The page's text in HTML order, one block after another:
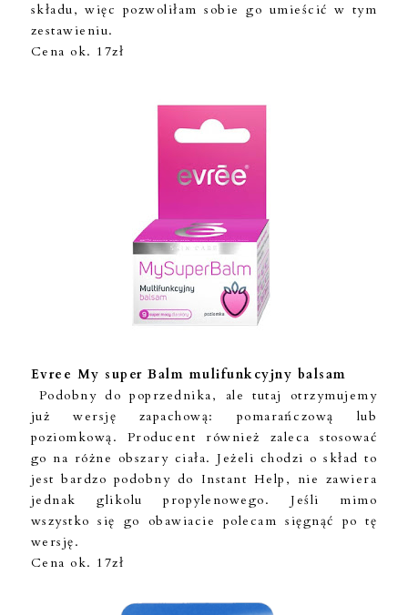
składu, więc pozwoliłam sobie go umieścić w tym
zestawieniu.
Cena ok. 17zł
Evree My super Balm mulifunkcyjny balsam
Podobny do poprzednika, ale tutaj otrzymujemy
już wersję zapachową: pomarańczową lub
poziomkową. Producent również zaleca stosować
go na różne obszary ciała. Jeżeli chodzi o skład to
jest bardzo podobny do Instant Help, nie zawiera
jednak glikolu propylenowego. Jeśli mimo
wszystko się go obawiacie polecam sięgnąć po tę
wersję.
Cena ok. 17zł